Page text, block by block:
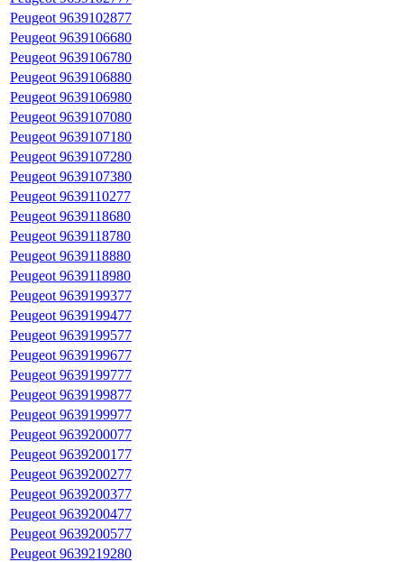
Peugeot 9639102877
Peugeot 9639106680
Peugeot 9639106780
Peugeot 9639106880
Peugeot 9639106980
Peugeot 9639107080
Peugeot 9639107180
Peugeot 9639107280
Peugeot 9639107380
Peugeot 9639110277
Peugeot 9639118680
Peugeot 9639118780
Peugeot 9639118880
Peugeot 9639118980
Peugeot 9639199377
Peugeot 9639199477
Peugeot 9639199577
Peugeot 9639199677
Peugeot 9639199777
Peugeot 9639199877
Peugeot 9639199977
Peugeot 9639200077
Peugeot 9639200177
Peugeot 9639200277
Peugeot 9639200377
Peugeot 9639200477
Peugeot 9639200577
Peugeot 9639219280